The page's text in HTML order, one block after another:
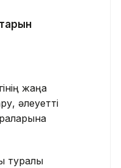
жаңа
әлеуетті
туралы